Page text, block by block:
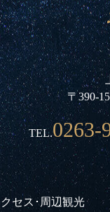
〒390-
TEL.0263-
セス･周辺観光